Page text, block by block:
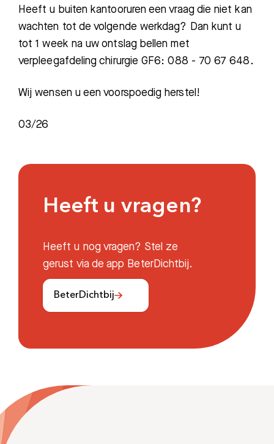
Heeft u buiten kantooruren een vraag die niet kan
wachten tot de volgende werkdag? Dan kunt u
tot 1 week na uw ontslag bellen met
verpleegafdeling chirurgie GF6: 088 - 70 67 648.
Wij wensen u een voorspoedig herstel!
03/26
Heeft u vragen?
Heeft u nog vragen? Stel ze
gerust via de app BeterDichtbij.
BeterDichtbij